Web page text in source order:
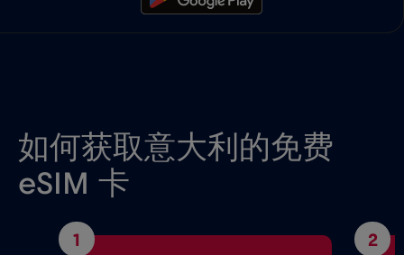
如何获取意大利的免费
eSIM 卡
1 2